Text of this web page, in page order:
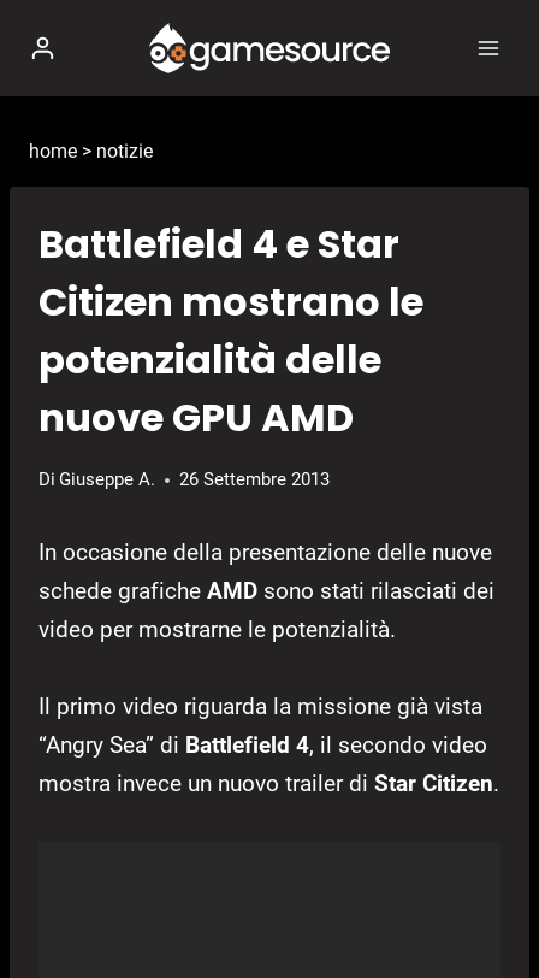
contenuto
home > notizie
Battlefield 4 e Star
Citizen mostrano le
potenzialità delle
nuove GPU AMD
Di Giuseppe A. 26 Settembre 2013
In occasione della presentazione delle nuove
schede grafiche AMD sono stati rilasciati dei
video per mostrarne le potenzialità.
Il primo video riguarda la missione già vista
“Angry Sea” di Battlefield 4, il secondo video
mostra invece un nuovo trailer di Star Citizen.